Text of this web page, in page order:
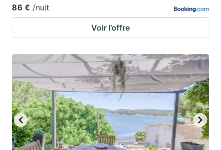
86 € /nuit
Voir l’offre